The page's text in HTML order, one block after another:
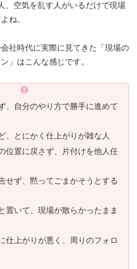
、空気を乱す人がいるだけで現場
ね。
社時代に実際に見てきた「現場の
」はこんな感じです。
、自分のやり方で勝手に進めて
、とにかく仕上がりが雑な人
位置に戻さず、片付けを他人任
せず、黙ってごまかそうとする
置いて、現場が散らかったまま
仕上がりが悪く、周りのフォロ